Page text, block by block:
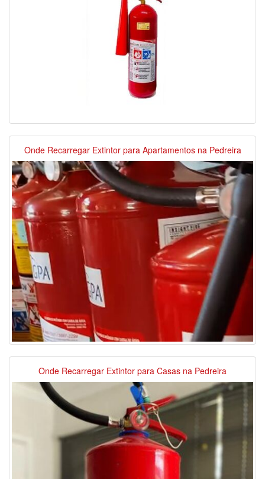
Onde Recarregar Extintor para Apartamentos na Pedreira
Onde Recarregar Extintor para Casas na Pedreira